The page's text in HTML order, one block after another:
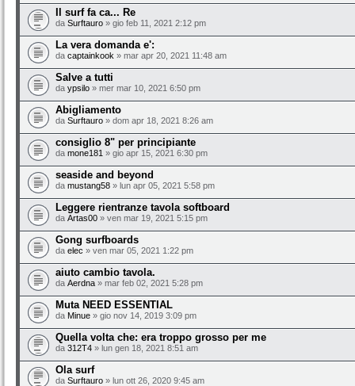
Il surf fa ca... Re
da Surftauro » gio feb 11, 2021 2:12 pm
La vera domanda e':
da captainkook » mar apr 20, 2021 11:48 am
Salve a tutti
da ypsilo » mer mar 10, 2021 6:50 pm
Abigliamento
da Surftauro » dom apr 18, 2021 8:26 am
consiglio 8" per principiante
da mone181 » gio apr 15, 2021 6:30 pm
seaside and beyond
da mustang58 » lun apr 05, 2021 5:58 pm
Leggere rientranze tavola softboard
da Artas00 » ven mar 19, 2021 5:15 pm
Gong surfboards
da elec » ven mar 05, 2021 1:22 pm
aiuto cambio tavola.
da Aerdna » mar feb 02, 2021 5:28 pm
Muta NEED ESSENTIAL
da Minue » gio nov 14, 2019 3:09 pm
Quella volta che: era troppo grosso per me
da 312T4 » lun gen 18, 2021 8:51 am
Ola surf
da Surftauro » lun ott 26, 2020 9:45 am